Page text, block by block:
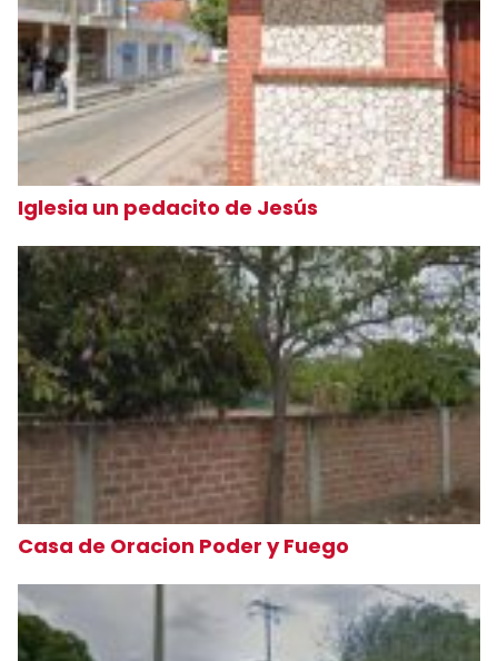
Iglesia un pedacito de Jesús
Casa de Oracion Poder y Fuego